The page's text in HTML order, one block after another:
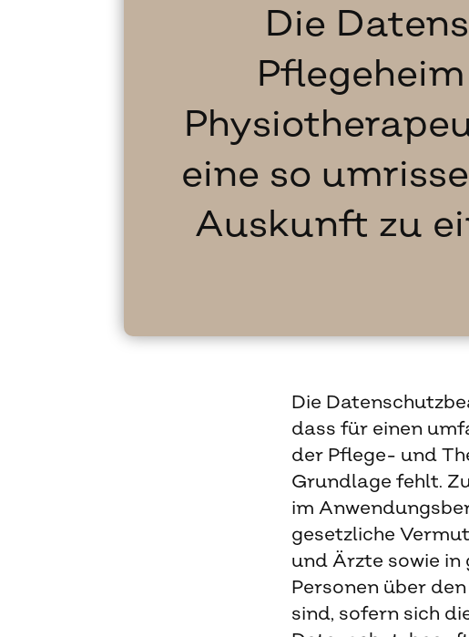
Die
eine so
Auskunft zu
Die
dass für einen
der Pflege- und
Grundlage fehlt.
im
gesetzliche
und Ärzte sowie in
Personen über
sind, sofern sich